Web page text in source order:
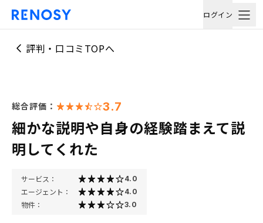
ログイン
評判・口コミTOPへ
総合評価： 3.7
細かな説明や自身の経験踏まえて説
明してくれた
サービス： 4.0
エージェント： 4.0
物件： 3.0